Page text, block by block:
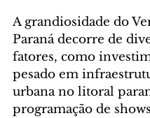
A grandiosidade do
Paraná decorre de
fatores, como
pesado em
urbana no litoral
programação de shows